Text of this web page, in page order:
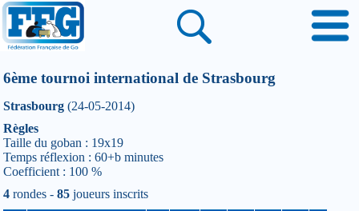
6ème tournoi international de Strasbourg
Strasbourg (24-05-2014)
Règles
Taille du goban : 19x19
Temps réflexion : 60+b minutes
Coefficient : 100 %
4 rondes - 85 joueurs inscrits